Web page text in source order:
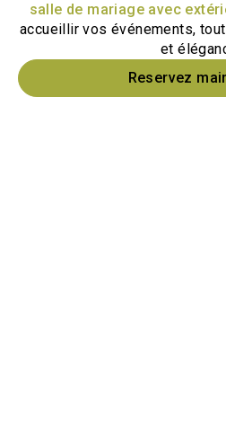
salle de mariage avec
accueillir vos événements,
et
Reservez